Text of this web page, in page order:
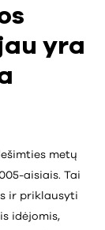
yra
metų
aisiais. Tai
ir priklausyti
idėjomis,